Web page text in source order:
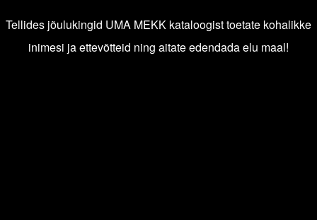
Tellides jõulukingid UMA MEKK kataloogist toetate kohalikke
inimesi ja ettevõtteid ning aitate edendada elu maal!